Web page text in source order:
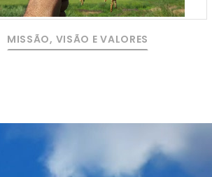
MISSÃO, VISÃO E VALORES